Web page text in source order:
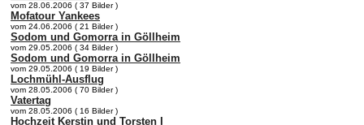
vom 28.06.2006 ( 37 Bilder )
Mofatour Yankees
vom 24.06.2006 ( 21 Bilder )
Sodom und Gomorra in Göllheim
vom 29.05.2006 ( 34 Bilder )
Sodom und Gomorra in Göllheim
vom 29.05.2006 ( 19 Bilder )
Lochmühl-Ausflug
vom 28.05.2006 ( 70 Bilder )
Vatertag
vom 28.05.2006 ( 16 Bilder )
Hochzeit Kerstin und Torsten I